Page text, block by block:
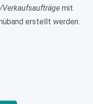
mit
erstellt werden.